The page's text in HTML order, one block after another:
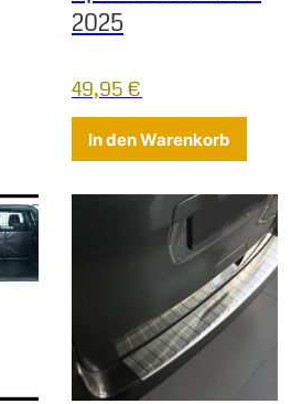
2025
49,95€
In den Warenkorb